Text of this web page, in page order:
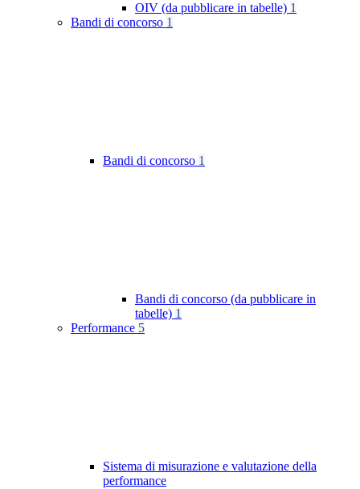
OIV (da pubblicare in tabelle) 1
Bandi di concorso 1
Bandi di concorso 1
Bandi di concorso (da pubblicare in
tabelle) 1
Performance 5
Sistema di misurazione e valutazione della
performance